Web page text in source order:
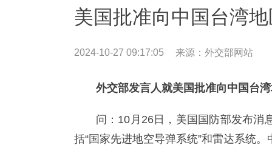
美国批准向中国台湾
2024-10-27 09:17:05 来源： 外交部网站
外交部发言人就美国批准向中国台
问：10月26日，美国国防部发布消
括“国家先进地空导弹系统”和雷达系统